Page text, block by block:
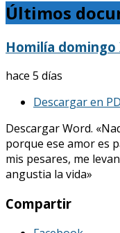
Últimos
Homilía
hace 5 días
Descargar en
Descargar Word.
porque ese amor es
mis pesares, me
angustia la vida»
Compartir